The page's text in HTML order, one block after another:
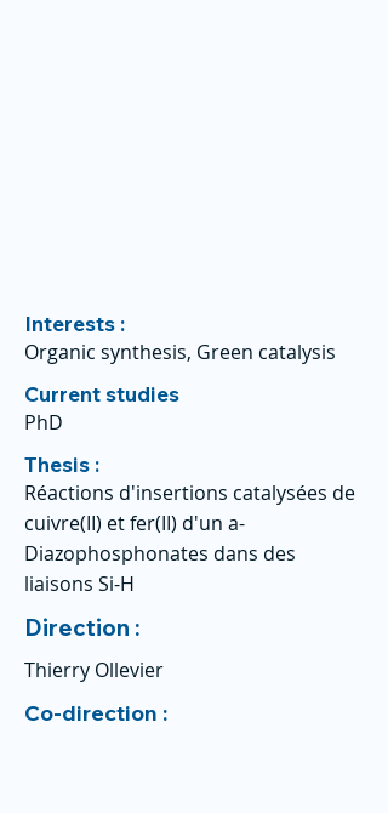
Interests :
Organic synthesis, Green catalysis
Current studies
PhD
Thesis :
Réactions d'insertions catalysées de
cuivre(II) et fer(II) d'un a-
Diazophosphonates dans des
liaisons Si-H
Direction :
Thierry Ollevier
Co-direction :